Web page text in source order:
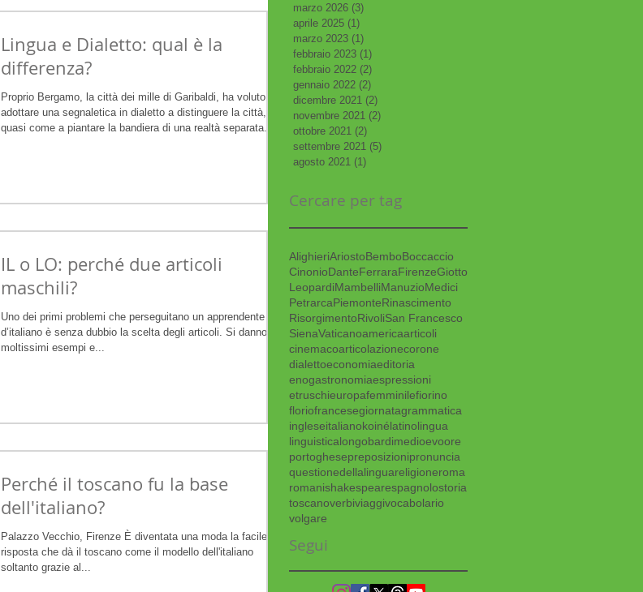
Lingua e Dialetto: qual è la
differenza?
Proprio Bergamo, la città dei mille di Garibaldi, ha voluto
adottare una segnaletica in dialetto a distinguere la città,
quasi come a piantare la bandiera di una realtà separata.
è uno fra i diversi (ma quello che è ri
IL o LO: perché due articoli
maschili?
Uno dei primi problemi che perseguitano un apprendente
d’italiano è senza dubbio la scelta degli articoli. Si danno
moltissimi esempi e...
Perché il toscano fu la base
dell'italiano?
Palazzo Vecchio, Firenze È diventata una moda la facile
risposta che dà il toscano come il modello dell'italiano
soltanto grazie al...
marzo 2026 (3)
aprile 2025 (1)
marzo 2023 (1)
febbraio 2023 (1)
febbraio 2022 (2)
gennaio 2022 (2)
dicembre 2021 (2)
novembre 2021 (2)
ottobre 2021 (2)
settembre 2021 (5)
agosto 2021 (1)
Cercare per tag
AlighieriAriostoBemboBoccaccio
CinonioDanteFerraraFirenzeGiotto
LeopardiMambelliManuzioMedici
PetrarcaPiemonteRinascimento
RisorgimentoRivoliSan Francesco
SienaVaticanoamericaarticoli
cinemacoarticolazionecorone
dialettoeconomiaeditoria
enogastronomiaespressioni
etruschieuropafemminilefiorino
floriofrancesegiornatagrammatica
ingleseitalianokoinélatinolingua
linguisticalongobardimedioevoore
portoghesepreposizionipronuncia
questionedellalinguareligioneroma
romanishakespearespagnolostoria
toscanoverbiviaggivocabolario
volgare
Segui